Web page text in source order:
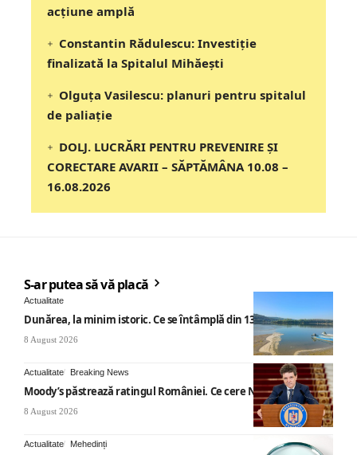
acțiune amplă
Constantin Rădulescu: Investiție
finalizată la Spitalul Mihăești
Olguța Vasilescu: planuri pentru spitalul
de paliație
DOLJ. LUCRĂRI PENTRU PREVENIRE ȘI
CORECTARE AVARII – SĂPTĂMÂNA 10.08 –
16.08.2026
S-ar putea să vă placă
Actualitate
Dunărea, la minim istoric. Ce se întâmplă din 13 august
8 August 2026
Actualitate Breaking News
Moody’s păstrează ratingul României. Ce cere Nicușor Dan
8 August 2026
Actualitate Mehedinți